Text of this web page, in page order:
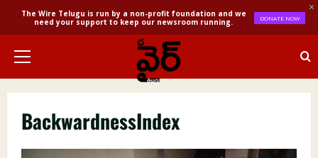
The Wire Telugu is run by a non-profit foundation and we
need your support to keep our newsroom running.
DONATE NOW
content
Primary
Menu
BackwardnessIndex